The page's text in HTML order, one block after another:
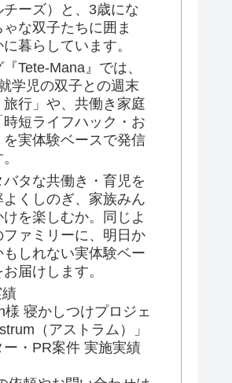
ーズ）と、3歳にな
な双子たちに囲ま
暮らしています。
Tete-Mana』では、
学児の双子との週末
旅行」や、共働き家庭
時短ライフハック・お
実体験ベースで発信
バタな共働き・育児を
よくしのぎ、家族みん
を楽しむか。同じよ
ファミリーに、明日か
もしれない実体験ベー
届けします。
様 寝かしつけプロジェ
（アストラム）」
ー・PR案件 実施実績